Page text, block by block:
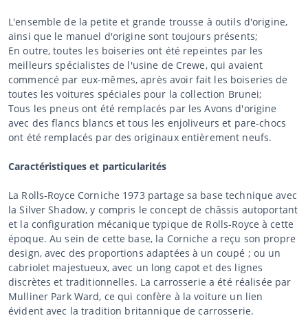
L'ensemble de la petite et grande trousse à outils d'origine,
ainsi que le manuel d'origine sont toujours présents;
En outre, toutes les boiseries ont été repeintes par les
meilleurs spécialistes de l'usine de Crewe, qui avaient
commencé par eux-mêmes, après avoir fait les boiseries de
toutes les voitures spéciales pour la collection Brunei;
Tous les pneus ont été remplacés par les Avons d'origine
avec des flancs blancs et tous les enjoliveurs et pare-chocs
ont été remplacés par des originaux entièrement neufs.
Caractéristiques et particularités
La Rolls-Royce Corniche 1973 partage sa base technique avec
la Silver Shadow, y compris le concept de châssis autoportant
et la configuration mécanique typique de Rolls-Royce à cette
époque. Au sein de cette base, la Corniche a reçu son propre
design, avec des proportions adaptées à un coupé ; ou un
cabriolet majestueux, avec un long capot et des lignes
discrètes et traditionnelles. La carrosserie a été réalisée par
Mulliner Park Ward, ce qui confère à la voiture un lien
évident avec la tradition britannique de carrosserie.